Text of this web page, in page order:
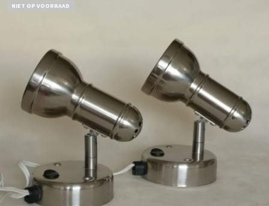
NIET OP VOORRAAD